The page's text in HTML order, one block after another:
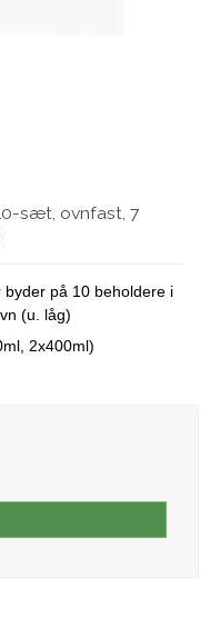
sæt, ovnfast, 7
på 10 beholdere i
(u. låg)
2x400ml)